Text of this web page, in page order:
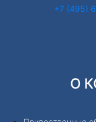
+7 (495)
О